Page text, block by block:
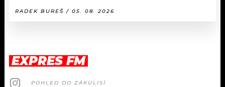
RADEK BUREŠ / 05. 08. 2026
EXPRES FM
POHLED DO ZÁKULISÍ